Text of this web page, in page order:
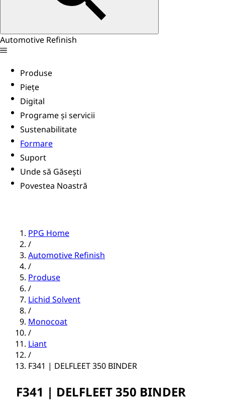
Automotive Refinish
Produse
Piețe
Digital
Programe și servicii
Sustenabilitate
Formare
Suport
Unde să Găsești
Povestea Noastră
PPG Home
/
Automotive Refinish
/
Produse
/
Lichid Solvent
/
Monocoat
/
Liant
/
F341 | DELFLEET 350 BINDER
F341 | DELFLEET 350 BINDER